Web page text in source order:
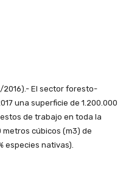
2016).- El sector foresto-
una superficie de 1.200.000
de trabajo en toda la
metros cúbicos (m3) de
especies nativas).